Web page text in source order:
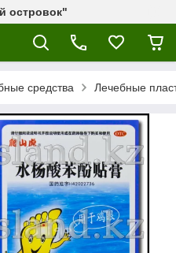
островок"
средства Лечебные